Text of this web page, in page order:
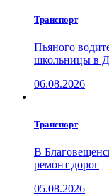
Транспорт
Пьяного
школьницы в
06.08.2026
Транспорт
В
ремонт дорог
05.08.2026